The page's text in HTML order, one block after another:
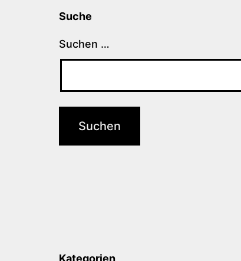
Suche
Suchen …
Kategorien